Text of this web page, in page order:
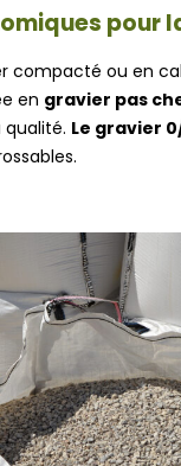
pour
compacté ou en
en gravier pas
Le gravier